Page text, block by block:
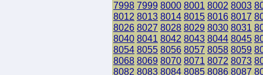
7998 7999 8000 8001 8002 8003
8012 8013 8014 8015 8016 8017
8026 8027 8028 8029 8030 8031
8040 8041 8042 8043 8044 8045
8054 8055 8056 8057 8058 8059
8068 8069 8070 8071 8072 8073
8082 8083 8084 8085 8086 8087